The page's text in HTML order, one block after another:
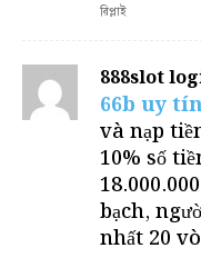
রিপ্লাই
888slot
66b uy tín
và nạp
10% số
bạch,
nhất 20